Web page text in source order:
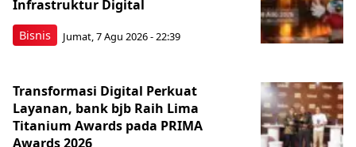
Bisnis
Infrastruktur Digital
Jumat, 7 Agu 2026 - 22:39
Transformasi Digital Perkuat
Layanan, bank bjb Raih Lima
Titanium Awards pada PRIMA
Awards 2026